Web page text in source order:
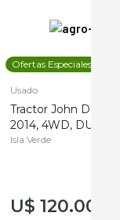
Ofertas Especiales
Usado
Tractor John Deere
2014, 4WD, DUAL
Isla Verde
U$ 120.000